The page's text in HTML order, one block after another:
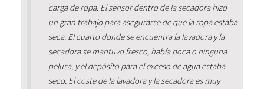
carga de ropa. El sensor dentro de la secadora hizo
un gran trabajo para asegurarse de que la ropa estaba
seca. El cuarto donde se encuentra la lavadora y la
secadora se mantuvo fresco, había poca o ninguna
pelusa, y el depósito para el exceso de agua estaba
seco. El coste de la lavadora y la secadora es muy